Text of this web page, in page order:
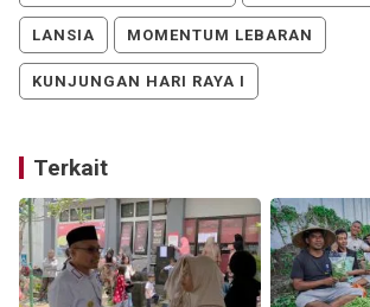
LANSIA MOMENTUM LEBARAN
KUNJUNGAN HARI RAYA I
Terkait